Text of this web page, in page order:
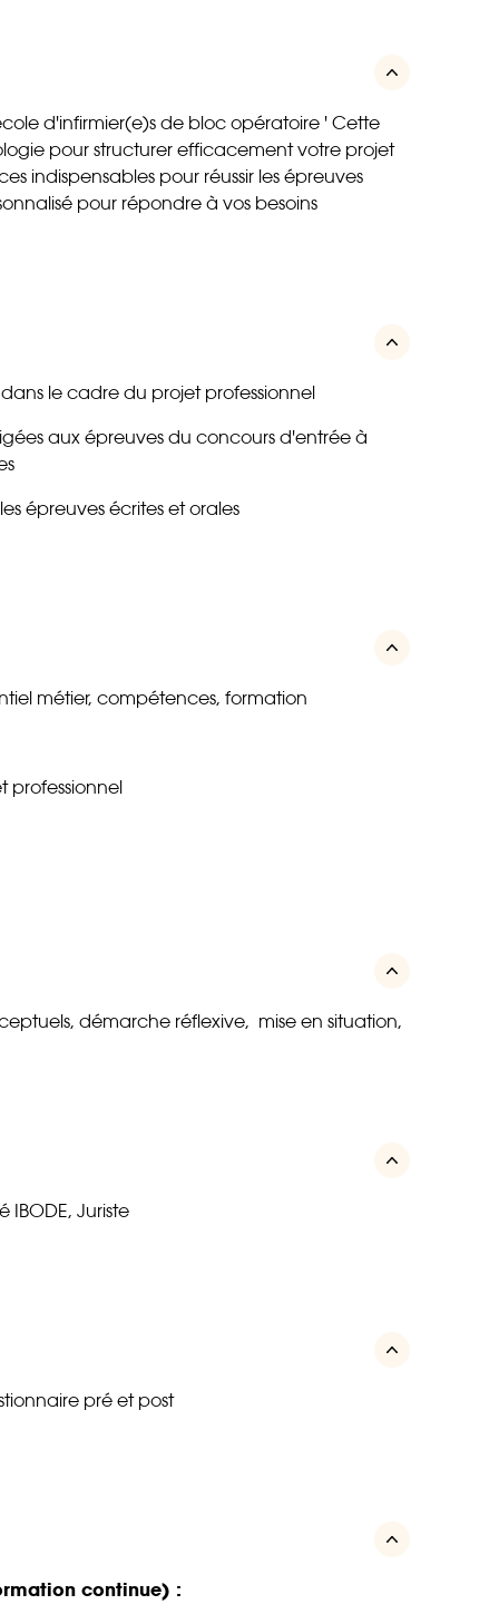
d'infirmier(e)s de bloc opératoire ' Cette
pour structurer efficacement votre projet
indispensables pour réussir les épreuves
pour répondre à vos besoins
le cadre du projet professionnel
aux épreuves du concours d'entrée à
épreuves écrites et orales
métier, compétences, formation
professionnel
démarche réflexive, mise en situation,
Juriste
pré et post
continue) :